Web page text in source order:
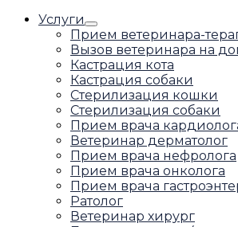
Услуги
Прием ветеринара-
Вызов ветеринара на
Кастрация кота
Кастрация собаки
Стерилизация кошки
Стерилизация собаки
Прием врача
Ветеринар дерматолог
Прием врача нефролога
Прием врача онколога
Прием врача
Ратолог
Ветеринар хирург